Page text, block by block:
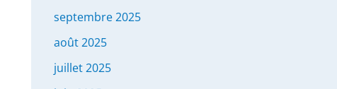
septembre 2025
août 2025
juillet 2025